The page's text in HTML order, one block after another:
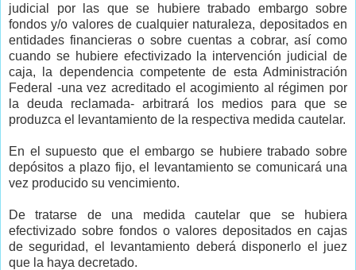
judicial por las que se hubiere trabado embargo sobre
fondos y/o valores de cualquier naturaleza, depositados en
entidades financieras o sobre cuentas a cobrar, así como
cuando se hubiere efectivizado la intervención judicial de
caja, la dependencia competente de esta Administración
Federal -una vez acreditado el acogimiento al régimen por
la deuda reclamada- arbitrará los medios para que se
produzca el levantamiento de la respectiva medida cautelar.
En el supuesto que el embargo se hubiere trabado sobre
depósitos a plazo fijo, el levantamiento se comunicará una
vez producido su vencimiento.
De tratarse de una medida cautelar que se hubiera
efectivizado sobre fondos o valores depositados en cajas
de seguridad, el levantamiento deberá disponerlo el juez
que la haya decretado.